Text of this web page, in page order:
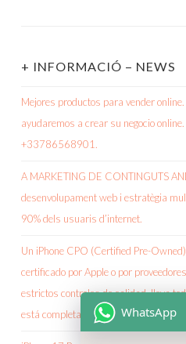
+ INFORMACIÓ – NEWS
Mejores productos para vender
ayudaremos a crear su negocio
+33786568901.
A MARKETING DE CONTINGUTS
desenvolupament web i estratègia
90% dels usuaris d’internet.
Un iPhone CPO (Certified Pre-
certificado por Apple o por
estrictos controles de calidad, lleva
está completamente verificado.
WhatsApp